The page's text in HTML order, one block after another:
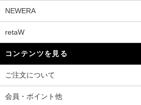
NEWERA
retaW
コンテンツを見る
ご注文について
会員・ポイント他